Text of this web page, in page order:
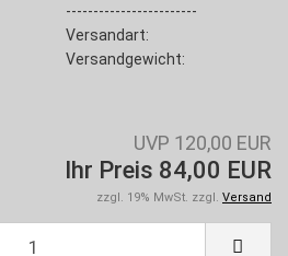
------------------------
Versandart:
Versandgewicht:
UVP 120,00 EUR
Ihr Preis 84,00 EUR
zzgl. 19% MwSt. zzgl. Versand